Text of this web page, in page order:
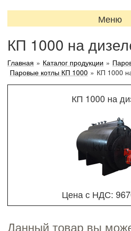
Меню
КП 1000 на
Главная » Каталог продукции »
Паровые котлы КП 1000 » КП 1000
КП 1000 на
Цена с НДС:
Данный товар вы